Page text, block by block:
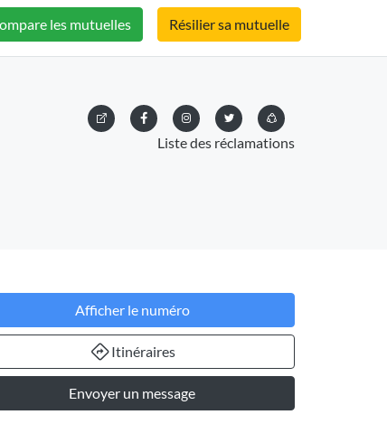
les mutuelles Résilier sa mutuelle
Liste des réclamations
Afficher le numéro
Itinéraires
Envoyer un message